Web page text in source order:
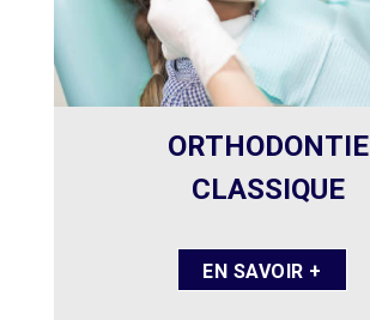
ORTHODONTIE
CLASSIQUE
EN SAVOIR +